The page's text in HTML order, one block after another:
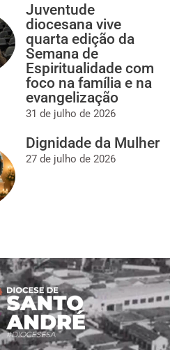
Juventude
diocesana vive
quarta edição da
Semana de
Espiritualidade com
foco na família e na
evangelização
31 de julho de 2026
Dignidade da Mulher
27 de julho de 2026